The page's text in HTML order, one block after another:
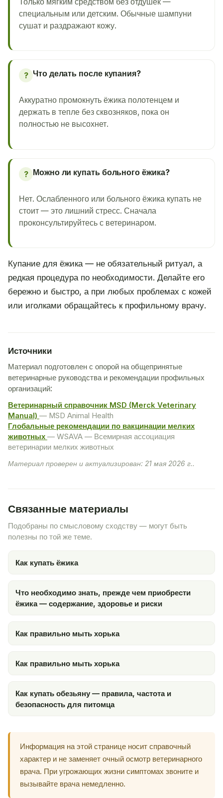
специальным или детским. Обычные шампуни
сушат и раздражают кожу.
? Что делать после купания?
Аккуратно промокнуть ёжика полотенцем и
держать в тепле без сквозняков, пока он
полностью не высохнет.
? Можно ли купать больного ёжика?
Нет. Ослабленного или больного ёжика купать не
стоит — это лишний стресс. Сначала
проконсультируйтесь с ветеринаром.
Купание для ёжика — не обязательный ритуал, а
редкая процедура по необходимости. Делайте его
бережно и быстро, а при любых проблемах с кожей
или иголками обращайтесь к профильному врачу.
Источники
Материал подготовлен с опорой на общепринятые
ветеринарные руководства и рекомендации профильных
организаций:
Ветеринарный справочник MSD (Merck Veterinary
Manual) — MSD Animal Health
Глобальные рекомендации по вакцинации мелких
животных — WSAVA — Всемирная ассоциация
ветеринарии мелких животных
Материал проверен и актуализирован: 21 мая 2026 г..
Связанные материалы
Подобраны по смысловому сходству — могут быть
полезны по той же теме.
Как купать ёжика
Что необходимо знать, прежде чем приобрести
ёжика — содержание, здоровье и риски
Как правильно мыть хорька
Как правильно мыть хорька
Как купать обезьяну — правила, частота и
безопасность для питомца
Информация на этой странице носит справочный
характер и не заменяет очный осмотр ветеринарного
врача. При угрожающих жизни симптомах звоните и
вызывайте врача немедленно.